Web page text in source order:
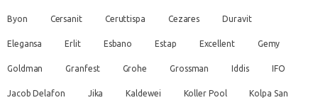
Byon Cersanit Ceruttispa Cezares Duravit
Elegansa Erlit Esbano Estap Excellent Gemy
Goldman Granfest Grohe Grossman Iddis IFO
Jacob Delafon Jika Kaldewei Koller Pool Kolpa San